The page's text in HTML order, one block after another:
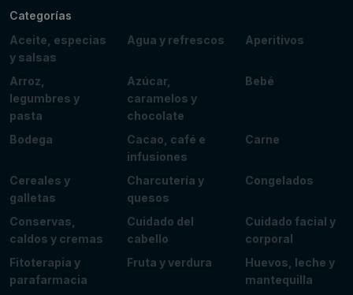
Categorías
Aceite, especias
y salsas
Agua y refrescos Aperitivos
Arroz,
legumbres y
pasta
Azúcar,
caramelos y
chocolate
Bebé
Bodega
Cacao, café e
infusiones
Carne
Cereales y
galletas
Charcutería y
quesos
Congelados
Conservas,
caldos y cremas
Cuidado del
cabello
Cuidado facial y
corporal
Fitoterapia y
parafarmacia
Fruta y verdura
Huevos, leche y
mantequilla